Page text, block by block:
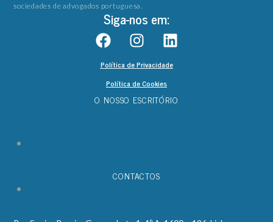
sociedades de advogados portuguesa.
Siga-nos em:
Política de Privacidade
Política de Cookies
O NOSSO ESCRITÓRIO
CONTACTOS